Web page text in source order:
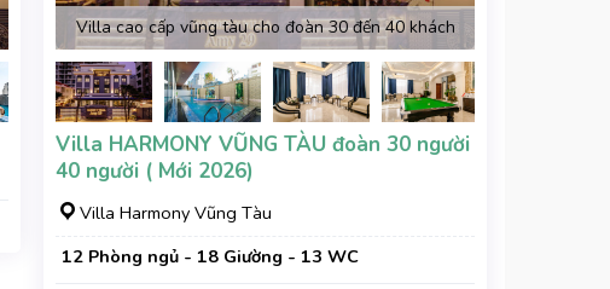
Villa cao cấp vũng tàu cho đoàn 30 đến 40 khách
Villa HARMONY VŨNG TÀU đoàn 30 người
40 người ( Mới 2026)
Villa Harmony Vũng Tàu
12 Phòng ngủ - 18 Giường - 13 WC